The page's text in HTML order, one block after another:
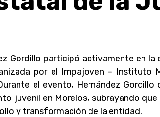
Gordillo participó activamente en la
por el Impajoven – Instituto
el evento, Hernández
juvenil en Morelos, subrayando
y transformación de la entidad.